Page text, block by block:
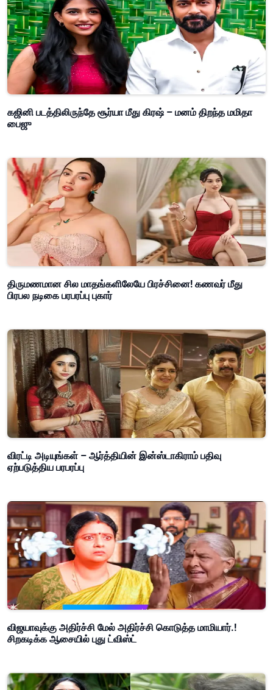
கஜினி படத்திலிருந்தே சூர்யா மீது கிரஷ் – மனம் திறந்த மமிதா
பைஜு
திருமணமான சில மாதங்களிலேயே பிரச்சினை! கணவர் மீது
பிரபல நடிகை பரபரப்பு புகார்
விரட்டி அடியுங்கள் – ஆர்த்தியின் இன்ஸ்டாகிராம் பதிவு
ஏற்படுத்திய பரபரப்பு
விஜயாவுக்கு அதிர்ச்சி மேல் அதிர்ச்சி கொடுத்த மாமியார்.!
சிறகடிக்க ஆசையில் புது ட்விஸ்ட்